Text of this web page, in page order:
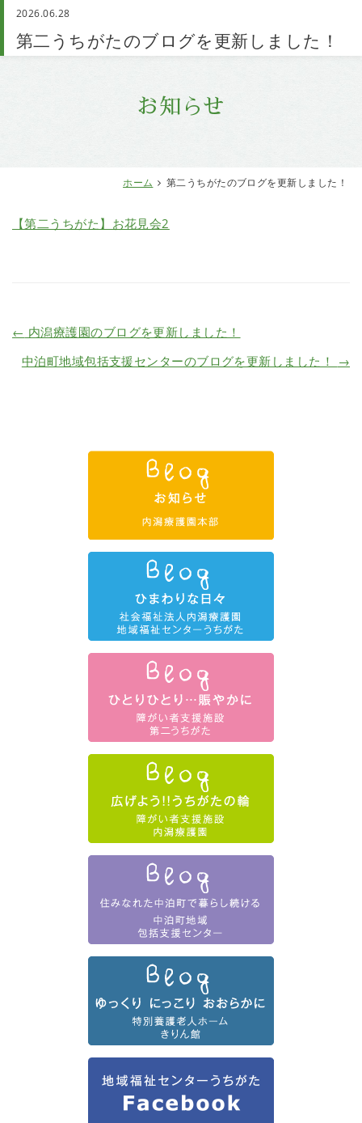
お知らせ
ホーム 第二うちがたのブログを更新しました！
2026.06.28
第二うちがたのブログを更新しました！
【第二うちがた】お花見会2
← 内潟療護園のブログを更新しました！
中泊町地域包括支援センターのブログを更新しました！
→